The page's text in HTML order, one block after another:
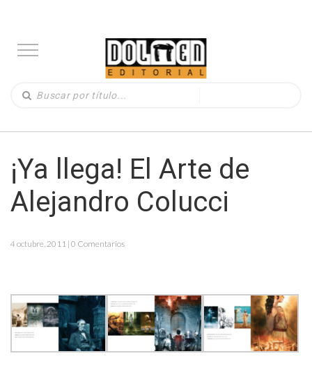
¡Ya llega! El Arte de
Alejandro Colucci
4 octubre, 2011 | 0 Comentarios